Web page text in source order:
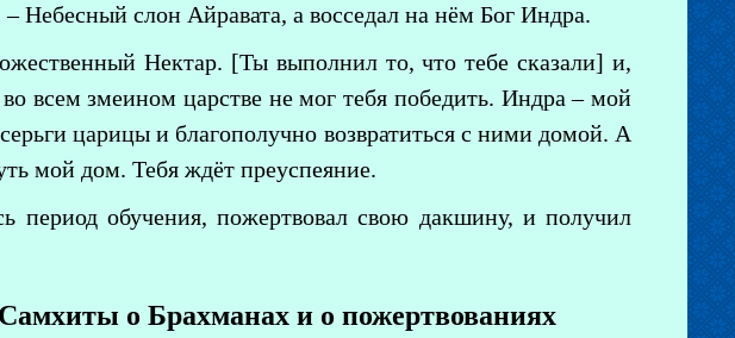
Небесный слон Айравата, а восседал на нём Бог Индра.
Нектар. [Ты выполнил то, что тебе сказали] и,
всем змеином царстве не мог тебя победить. Индра – мой
царицы и благополучно возвратиться с ними домой. А
мой дом. Тебя ждёт преуспеяние.
период обучения, пожертвовал свою дакшину, и получил
о Брахманах и о пожертвованиях